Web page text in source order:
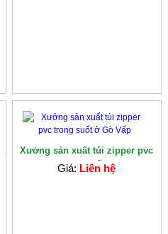
Xưởng sản xuất túi zipper pvc
trong suốt...
Giá: Liên hệ